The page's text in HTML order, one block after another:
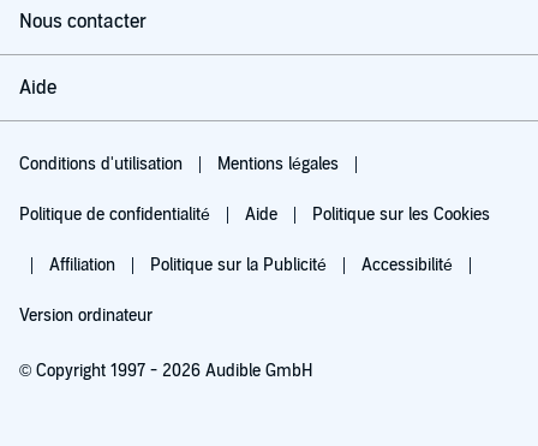
Nous contacter
Aide
Conditions d'utilisation Mentions légales
Politique de confidentialité Aide Politique sur les Cookies
Affiliation Politique sur la Publicité Accessibilité
Version ordinateur
© Copyright 1997 - 2026 Audible GmbH